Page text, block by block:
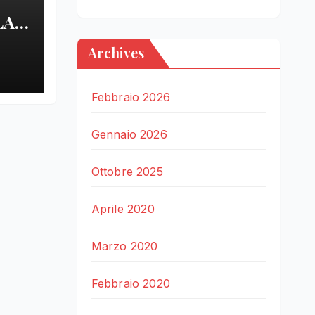
Archives
Febbraio 2026
Gennaio 2026
Ottobre 2025
Aprile 2020
Marzo 2020
Febbraio 2020